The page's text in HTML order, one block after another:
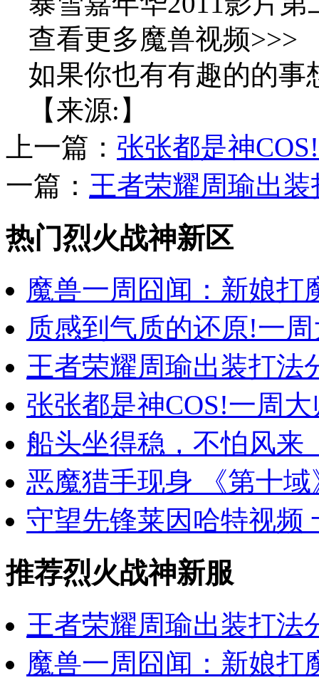
查看更多魔兽视频>>>
如果你也有有趣的的事
【来源:】
上一篇： 张张都是神
一篇： 王者荣耀周瑜出
热门烈火战神新区
魔兽一周囧闻：新娘打
质感到气质的还原!一周
王者荣耀周瑜出装打法
张张都是神COS!一周大
船头坐得稳，不怕风来
恶魔猎手现身 《第十
守望先锋莱因哈特视频
推荐烈火战神新服
王者荣耀周瑜出装打法
魔兽一周囧闻：新娘打